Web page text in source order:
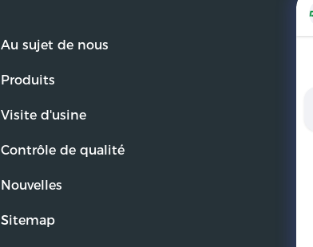
Au sujet de nous
Produits
Visite d'usine
Contrôle de qualité
Nouvelles
Sitemap